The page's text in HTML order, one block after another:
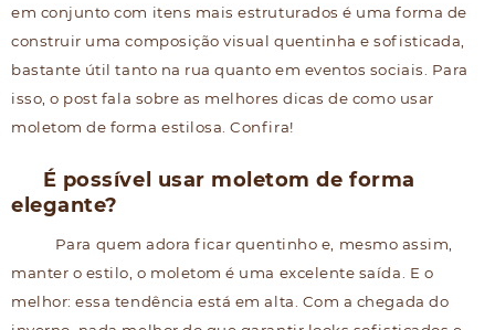
em conjunto com itens mais estruturados é uma forma de
construir uma composição visual quentinha e sofisticada,
bastante útil tanto na rua quanto em eventos sociais. Para
isso, o post fala sobre as melhores dicas de como usar
moletom de forma estilosa. Confira!
É possível usar moletom de forma
elegante?
Para quem adora ficar quentinho e, mesmo assim,
manter o estilo, o moletom é uma excelente saída. E o
melhor: essa tendência está em alta. Com a chegada do